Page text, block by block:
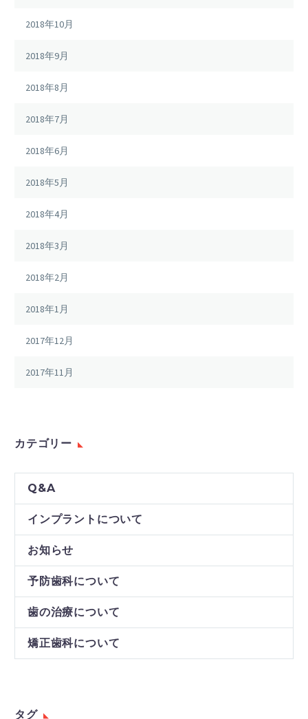
2018年10月
2018年9月
2018年8月
2018年7月
2018年6月
2018年5月
2018年4月
2018年3月
2018年2月
2018年1月
2017年12月
2017年11月
カテゴリー
Q&A
インプラントについて
お知らせ
予防歯科について
歯の治療について
矯正歯科について
タグ